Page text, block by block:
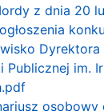
z dnia 20
Dyrektora
Publicznej im.
osobowy